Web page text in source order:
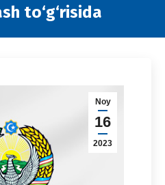
to‘g‘risida
Noy
16
2023